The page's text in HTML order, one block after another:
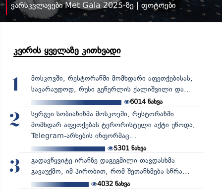
ვარსკვლავები Met Gala 2025-ზე | ფოტოები
კვირის ყველაზე კითხვადი
1
მოსკოვში, რესტორანში მომხდარი აფეთქებისას,
სავარაუდოდ, რუსი გენერლის ქალიშვილი და...
6014ნახვა
2
სერგეი სობიანინმა მოსკოვში, რესტორანში
მომხდარ აფეთქებას ტერორისტული აქტი უწოდა,
Telegram-არხების ინფორმაც...
5301ნახვა
3
გადავწყვიტე ირანზე დაგეგმილი თავდასხმა
გავაუქმო, იმ პირობით, რომ შეთანხმება სწრა...
4032ნახვა